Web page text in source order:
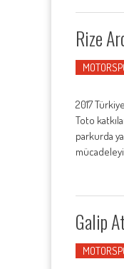
Rize
2017
Toto
parkurda
Galip